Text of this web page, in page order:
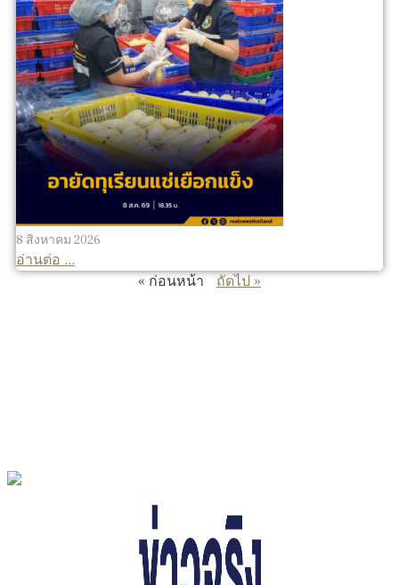
8 สิงหาคม 2026
อ่านต่อ ...
« ก่อนหน้า
ถัดไป »